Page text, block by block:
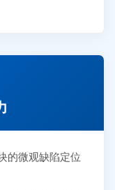
的微观缺陷定位